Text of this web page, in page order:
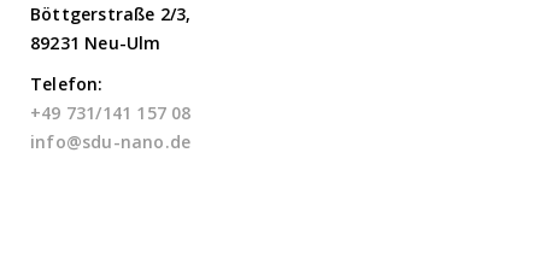
Böttgerstraße 2/3,
89231 Neu-Ulm
Telefon:
+49 731/141 157 08
info@sdu-nano.de